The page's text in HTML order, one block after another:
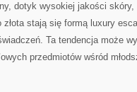
dotyk wysokiej jakości
złota stają się formą luxury
Ta tendencja może
przedmiotów wśród